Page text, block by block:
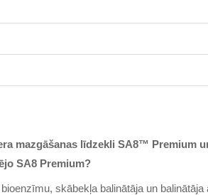
mazgāšanas līdzekli SA8™ Premium
SA8 Premium?
skābekļa balinātāja un